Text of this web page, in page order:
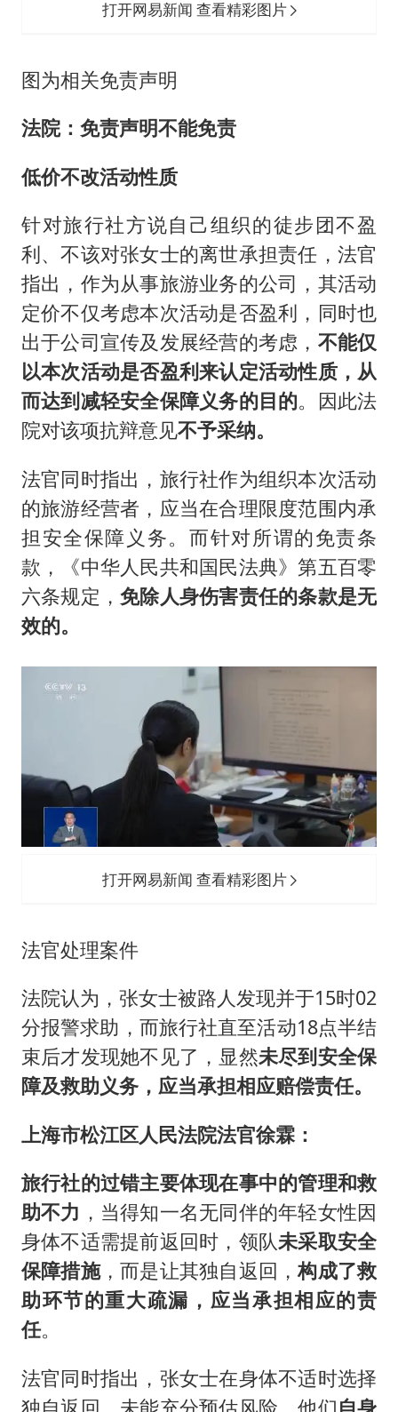
打开网易新闻 查看精彩图片
图为相关免责声明
法院：免责声明不能免责
低价不改活动性质
针对旅行社方说自己组织的徒步团不盈
利、不该对张女士的离世承担责任，法官
指出，作为从事旅游业务的公司，其活动
定价不仅考虑本次活动是否盈利，同时也
出于公司宣传及发展经营的考虑， 不能仅
以本次活动是否盈利来认定活动性质，从
而达到减轻安全保障义务的目的。因此法
院对该项抗辩意见不予采纳。
法官同时指出，旅行社作为组织本次活动
的旅游经营者，应当在合理限度范围内承
担安全保障义务。而针对所谓的免责条
款，《中华人民共和国民法典》第五百零
六条规定，免除人身伤害责任的条款是无
效的。
打开网易新闻 查看精彩图片
法官处理案件
法院认为，张女士被路人发现并于15时02
分报警求助，而旅行社直至活动18点半结
束后才发现她不见了，显然未尽到安全保
障及救助义务，应当承担相应赔偿责任。
上海市松江区人民法院法官徐霖：
旅行社的过错主要体现在事中的管理和救
助不力 ，当得知一名无同伴的年轻女性因
身体不适需提前返回时，领队未采取安全
保障措施，而是让其独自返回，构成了救
助环节的重大疏漏，应当承担相应的责
任。
法官同时指出，张女士在身体不适时选择